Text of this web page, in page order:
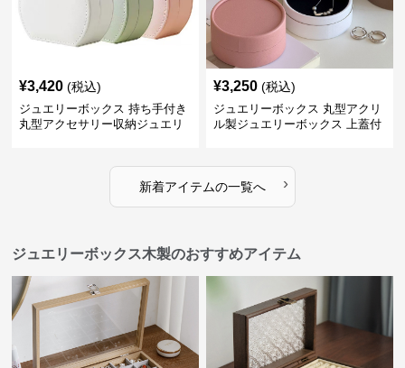
¥3,420 (税込)
ジュエリーボックス 持ち手付き
丸型アクセサリー収納ジュエリ
¥3,250 (税込)
ジュエリーボックス 丸型アクリ
ル製ジュエリーボックス 上蓋付
新着アイテムの一覧へ ›
ジュエリーボックス木製のおすすめアイテム